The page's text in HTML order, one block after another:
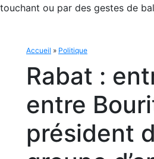
touchant ou par des gestes de
Accueil » Politique
Rabat :
entre
président